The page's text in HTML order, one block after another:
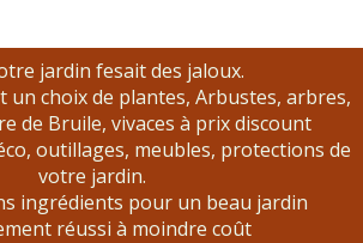
jardin fesait des jaloux.
un choix de plantes, Arbustes, arbres,
de Bruile, vivaces à prix discount
outillages, meubles, protections de
votre jardin.
ingrédients pour un beau jardin
réussi à moindre coût